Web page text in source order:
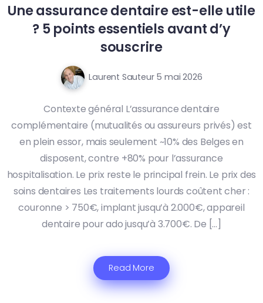
Une assurance dentaire est-elle utile
? 5 points essentiels avant d’y
souscrire
Laurent Sauteur 5 mai 2026
Contexte général L’assurance dentaire
complémentaire (mutualités ou assureurs privés) est
en plein essor, mais seulement ~10% des Belges en
disposent, contre +80% pour l’assurance
hospitalisation. Le prix reste le principal frein. Le prix des
soins dentaires Les traitements lourds coûtent cher :
couronne > 750€, implant jusqu’à 2.000€, appareil
dentaire pour ado jusqu’à 3.700€. De […]
Read More